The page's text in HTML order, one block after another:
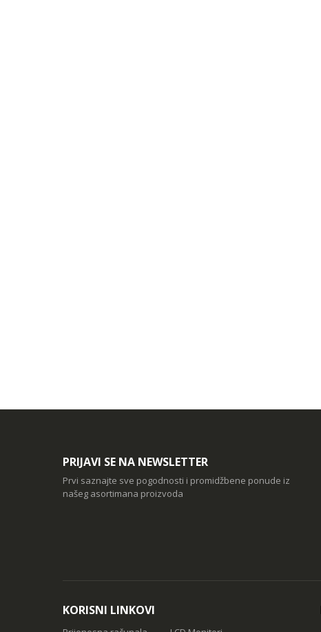
PRIJAVI SE NA NEWSLETTER
Prvi saznajte sve pogodnosti i promidžbene ponude iz
našeg asortimana proizvoda
KORISNI LINKOVI